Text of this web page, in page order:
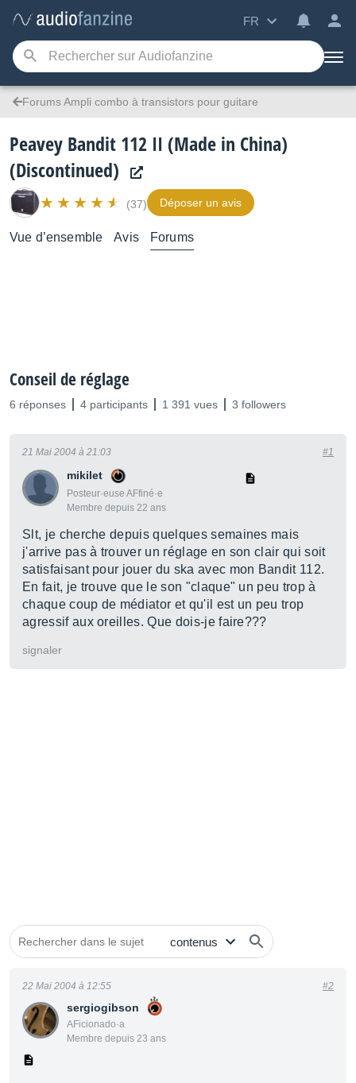
FR
Forums Ampli combo à transistors pour guitare
Peavey Bandit 112 II (Made in China)
(Discontinued)
(37) Déposer un avis
Vue d’ensemble Avis Forums
Conseil de réglage
6 réponses 4 participants 1 391 vues 3 followers
mikilet
Posteur·euse AFfiné·e
Membre depuis 22 ans
21 Mai 2004 à 21:03 #1
Slt, je cherche depuis quelques semaines mais
j'arrive pas à trouver un réglage en son clair qui soit
satisfaisant pour jouer du ska avec mon Bandit 112.
En fait, je trouve que le son "claque" un peu trop à
chaque coup de médiator et qu'il est un peu trop
agressif aux oreilles. Que dois-je faire???
signaler
sergiogibson
AFicionado·a
Membre depuis 23 ans
22 Mai 2004 à 12:55 #2